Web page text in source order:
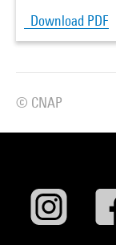
Download PDF
© CNAP